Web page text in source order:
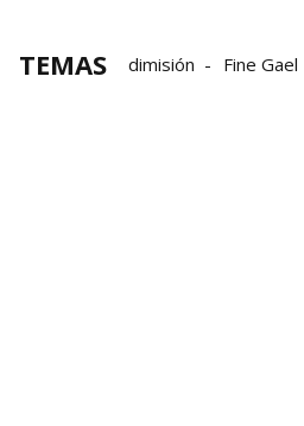
TEMAS dimisión Fine Gael